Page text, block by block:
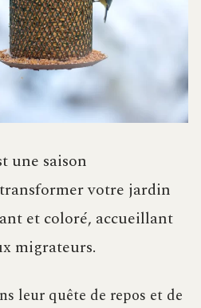
une saison
votre jardin
et coloré, accueillant
migrateurs.
leur quête de repos et de